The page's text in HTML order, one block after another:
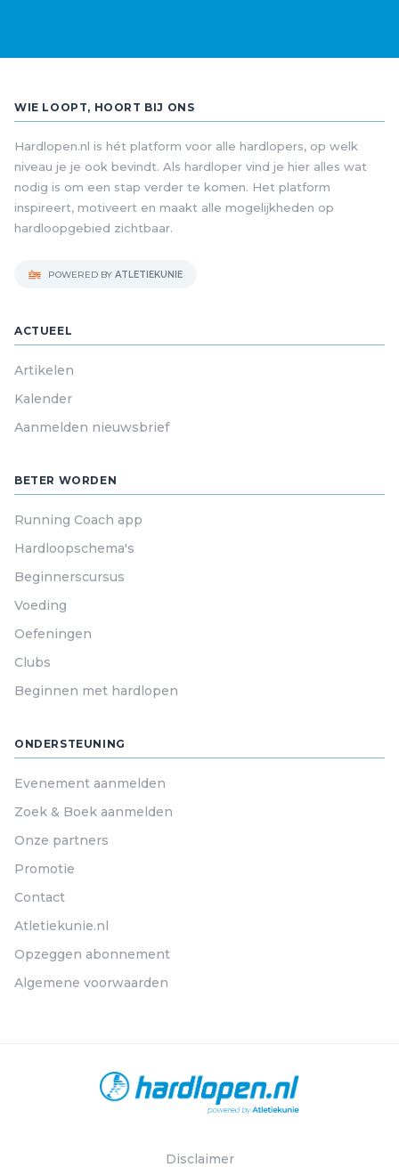
WIE LOOPT, HOORT BIJ ONS
Hardlopen.nl is hét platform voor alle hardlopers, op welk
niveau je je ook bevindt. Als hardloper vind je hier alles wat
nodig is om een stap verder te komen. Het platform
inspireert, motiveert en maakt alle mogelijkheden op
hardloopgebied zichtbaar.
POWERED BY ATLETIEKUNIE
ACTUEEL
Artikelen
Kalender
Aanmelden nieuwsbrief
BETER WORDEN
Running Coach app
Hardloopschema's
Beginnerscursus
Voeding
Oefeningen
Clubs
Beginnen met hardlopen
ONDERSTEUNING
Evenement aanmelden
Zoek & Boek aanmelden
Onze partners
Promotie
Contact
Atletiekunie.nl
Opzeggen abonnement
Algemene voorwaarden
Disclaimer